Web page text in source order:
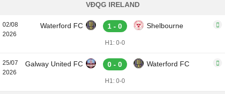
VĐQG IRELAND
02/08
2026
Waterford FC 1 - 0 Shelbourne
H1: 0-0
25/07
2026
Galway United FC 0 - 0 Waterford FC
H1: 0-0